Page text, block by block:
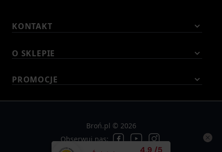
Średnia ocena
4.9 /5
KONTAKT
O SKLEPIE
PROMOCJE
Broń.pl © 2026
Obserwuj nas: